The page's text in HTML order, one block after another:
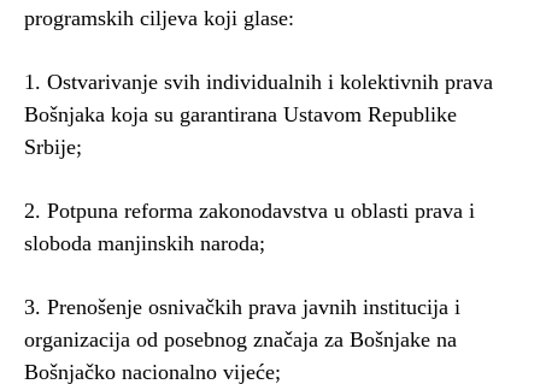
programskih ciljeva koji glase:
1. Ostvarivanje svih individualnih i kolektivnih prava
Bošnjaka koja su garantirana Ustavom Republike
Srbije;
2. Potpuna reforma zakonodavstva u oblasti prava i
sloboda manjinskih naroda;
3. Prenošenje osnivačkih prava javnih institucija i
organizacija od posebnog značaja za Bošnjake na
Bošnjačko nacionalno vijeće;